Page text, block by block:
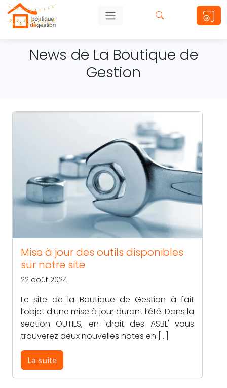
News de La Boutique de
Gestion
Mise à jour des outils disponibles
sur notre site
22 août 2024
Le site de la Boutique de Gestion à fait
l’objet d’une mise à jour durant l’été. Dans la
section OUTILS, en 'droit des ASBL' vous
trouverez deux nouvelles notes en […]
La suite